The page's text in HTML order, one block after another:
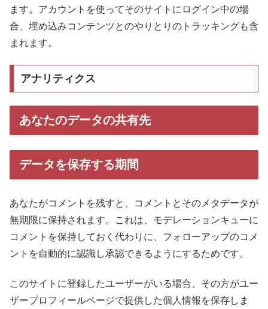
ます。アカウントを使ってそのサイトにログイン中の場
合、埋め込みコンテンツとのやりとりのトラッキングも含
まれます。
アナリティクス
あなたのデータの共有先
データを保存する期間
あなたがコメントを残すと、コメントとそのメタデータが
無期限に保持されます。これは、モデレーションキューに
コメントを保持しておく代わりに、フォローアップのコメ
ントを自動的に認識し承認できるようにするためです。
このサイトに登録したユーザーがいる場合、その方がユー
ザープロフィールページで提供した個人情報を保存しま